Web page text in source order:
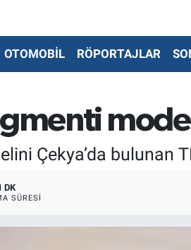
OTOMOBİL RÖPORTAJLAR
Çekya’da bulunan
DK
SÜRESI